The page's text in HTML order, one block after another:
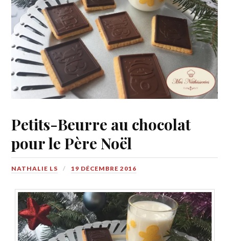
Petits-Beurre au chocolat
pour le Père Noël
NATHALIE LS 19 DÉCEMBRE 2016